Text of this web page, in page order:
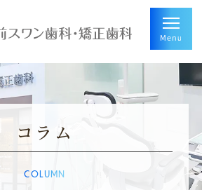
コラム
COLUMN